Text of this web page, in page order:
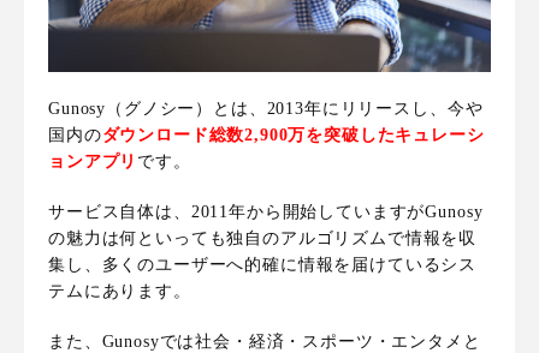
Gunosy（グノシー）とは、2013年にリリースし、今や
国内のダウンロード総数2,900万を突破したキュレーシ
ョンアプリ です。
サービス自体は、2011年から開始していますがGunosy
の魅力は何といっても独自のアルゴリズムで情報を収
集し、 多くのユーザーへ的確に情報を届けているシス
テム にあります。
また、Gunosyでは社会・経済・スポーツ・エンタメと